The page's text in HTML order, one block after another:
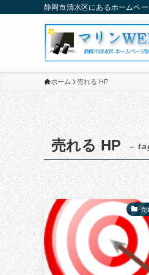
静岡市清水区にあるホームペ
ホーム 売れる HP
売れる HP –
売